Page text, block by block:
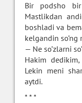
Bir podsho bir
Mastlikdan
boshladi va
kelgandin
— Ne so’zlarni
Hakim dedikim,
Lekin meni
aytdi.
* * *